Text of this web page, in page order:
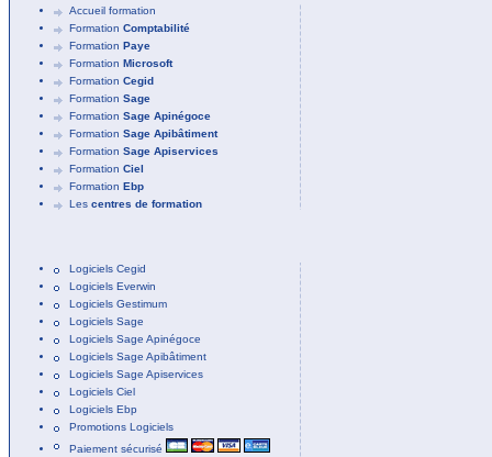
Accueil formation
Formation Comptabilité
Formation Paye
Formation Microsoft
Formation Cegid
Formation Sage
Formation Sage Apinégoce
Formation Sage Apibâtiment
Formation Sage Apiservices
Formation Ciel
Formation Ebp
Les centres de formation
Logiciels Cegid
Logiciels Everwin
Logiciels Gestimum
Logiciels Sage
Logiciels Sage Apinégoce
Logiciels Sage Apibâtiment
Logiciels Sage Apiservices
Logiciels Ciel
Logiciels Ebp
Promotions Logiciels
Paiement sécurisé